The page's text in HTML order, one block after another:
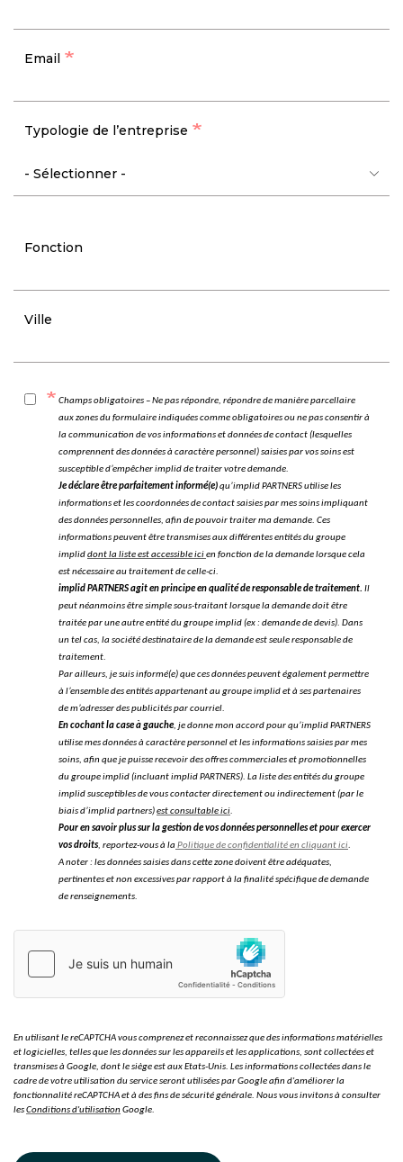
Email
Typologie de l’entreprise
Fonction
Ville
Champs obligatoires – Ne pas répondre, répondre de manière parcellaire
aux zones du formulaire indiquées comme obligatoires ou ne pas consentir à
la communication de vos informations et données de contact (lesquelles
comprennent des données à caractère personnel) saisies par vos soins est
susceptible d’empêcher implid de traiter votre demande.
Je déclare être parfaitement informé(e)qu’implid PARTNERS utilise les
informations et les coordonnées de contact saisies par mes soins impliquant
des données personnelles, afin de pouvoir traiter ma demande. Ces
informations peuvent être transmises aux différentes entités du groupe
impliddont la liste est accessible icien fonction de la demande lorsque cela
est nécessaire au traitement de celle-ci.
implid PARTNERS agit en principe en qualité de responsable de traitement. Il
peut néanmoins être simple sous-traitant lorsque la demande doit être
traitée par une autre entité du groupe implid (ex : demande de devis). Dans
un tel cas, la société destinataire de la demande est seule responsable de
traitement.
Par ailleurs, je suis informé(e) que ces données peuvent également permettre
à l’ensemble des entités appartenant au groupe implid et à ses partenaires
de m’adresser des publicités par courriel.
En cochant la case à gauche, je donne mon accord pour qu’implid PARTNERS
utilise mes données à caractère personnel et les informations saisies par mes
soins, afin que je puisse recevoir des offres commerciales et promotionnelles
du groupe implid (incluant implid PARTNERS). La liste des entités du groupe
implid susceptibles de vous contacter directement ou indirectement (par le
biais d’implid partners)est consultable ici.
Pour en savoir plus sur la gestion de vos données personnelles et pour exercer
vos droits, reportez-vous à laPolitique de confidentialité en cliquant ici.
A noter : les données saisies dans cette zone doivent être adéquates,
pertinentes et non excessives par rapport à la finalité spécifique de demande
de renseignements.
En utilisant le reCAPTCHA vous comprenez et reconnaissez que des informations matérielles
et logicielles, telles que les données sur les appareils et les applications, sont collectées et
transmises à Google, dont le siège est aux Etats-Unis. Les informations collectées dans le
cadre de votre utilisation du service seront utilisées par Google afin d'améliorer la
fonctionnalité reCAPTCHA et à des fins de sécurité générale. Nous vous invitons à consulter
lesConditions d'utilisation Google.